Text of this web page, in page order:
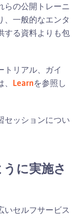
らの公開トレーニ
、一般的なエンタ
する資料よりも包
トリアル、ガイ
Learnを参照し
セッションについ
に実施さ
いセルフサービス